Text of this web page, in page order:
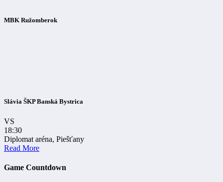
MBK Ružomberok
Slávia ŠKP Banská Bystrica
VS
18:30
Diplomat aréna, Piešťany
Read More
Game Countdown